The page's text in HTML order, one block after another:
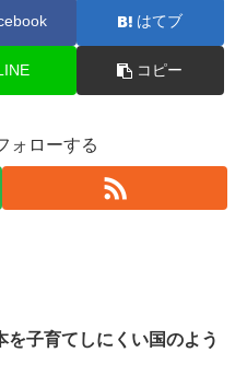
はてブ
コピー
ォローする
子育てしにくい国のよう